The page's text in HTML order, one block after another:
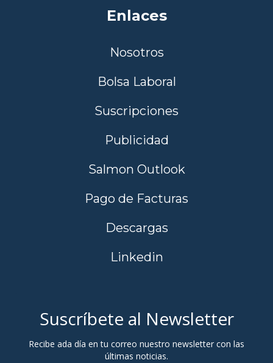
Enlaces
Nosotros
Bolsa Laboral
Suscripciones
Publicidad
Salmon Outlook
Pago de Facturas
Descargas
Linkedin
Suscríbete al Newsletter
Recibe ada día en tu correo nuestro newsletter con las
últimas noticias.